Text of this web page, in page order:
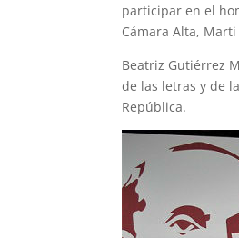
participar en el
Cámara Alta,
Beatriz Gutiérrez
de las letras y de
República.